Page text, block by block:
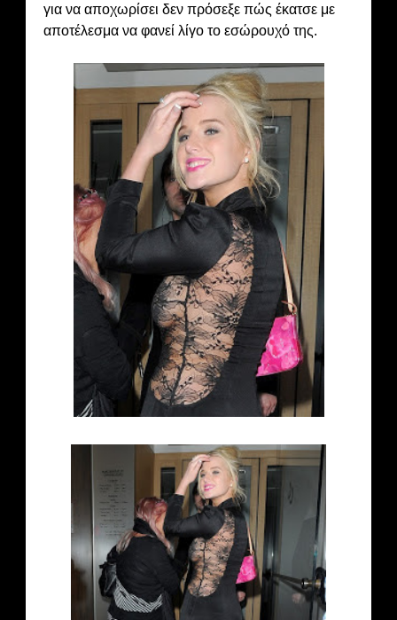
για να αποχωρίσει δεν πρόσεξε πώς έκατσε με
αποτέλεσμα να φανεί λίγο το εσώρoυχό της.